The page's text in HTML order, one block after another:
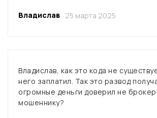
Владислав 25 марта 2025
Владислав, как это кода не
него заплатил. Так это развод
огромные деньги доверил не
мошеннику?